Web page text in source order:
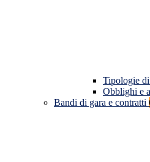
Tipologie
Obblighi e
Bandi di gara e contratti